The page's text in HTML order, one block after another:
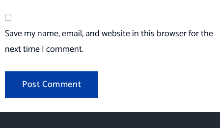
Save my name, email, and website in this browser for the
next time I comment.